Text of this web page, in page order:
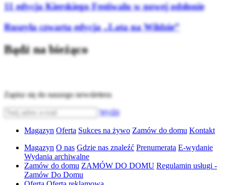
11 edycja Kierskiego Festiwalu w nowej odsłonie
Ruszyła czwarta edycja „Lata na Wildzie”
Bądź na bieżąco
Zapisz się do naszego newslettera
Wyślij
Magazyn Oferta Sukces na żywo Zamów do domu Kontakt
Magazyn O nas Gdzie nas znaleźć Prenumerata E-wydanie
Wydania archiwalne
Zamów do domu ZAMÓW DO DOMU Regulamin usługi -
Zamów Do Domu